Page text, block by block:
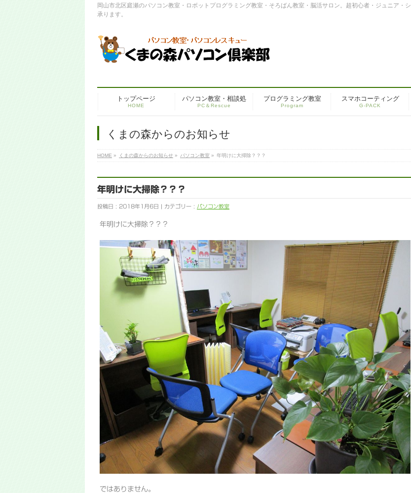
岡山市北区庭瀬のパソコン教室・ロボットプログラミング教室・そろばん教室・脳活サロン。超初心者・ジュニア・
承ります。
トップページ
HOME
パソコン教室・相談処
PC＆Rescue
プログラミング教室
Program
スマホコーティング
G-PACK
くまの森からのお知らせ
HOME » くまの森からのお知らせ » パソコン教室 » 年明けに大掃除？？？
年明けに大掃除？？？
投稿日 : 2018年1月6日 | カテゴリー : パソコン教室
年明けに大掃除？？？
ではありません。